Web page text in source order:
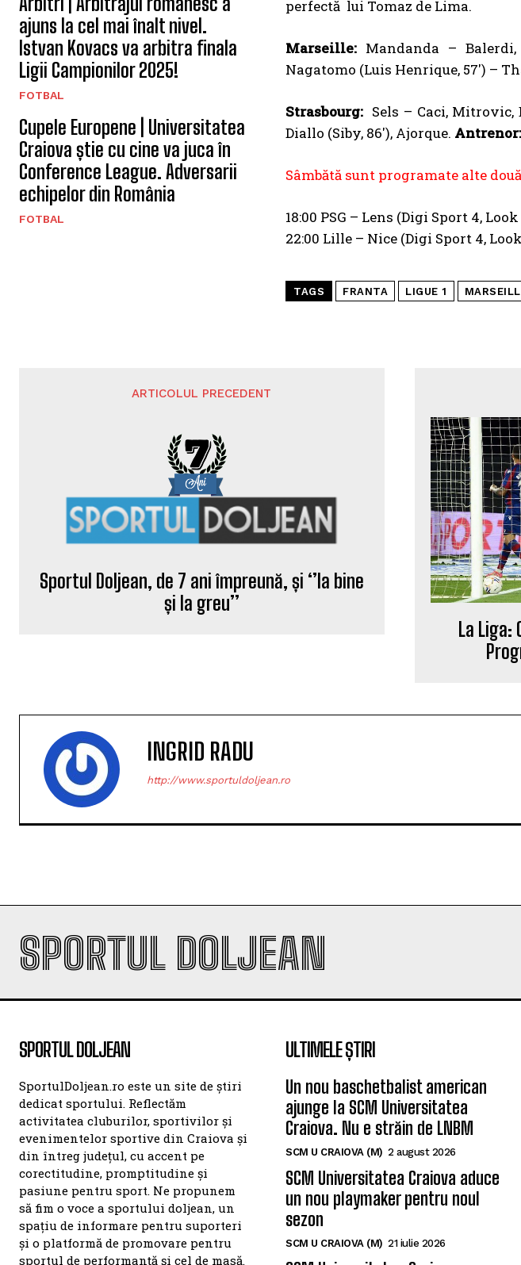
ajuns la cel mai înalt nivel.
Istvan Kovacs va arbitra finala
Ligii Campionilor 2025!
FOTBAL
Cupele Europene | Universitatea
Craiova știe cu cine va juca în
Conference League. Adversarii
echipelor din România
FOTBAL
perfectă lui Tomaz de Lima.
Marseille: Mandanda – Balerdi,
Nagatomo (Luis Henrique, 57′) –
Strasbourg: Sels – Caci, Mitrovic,
Diallo (Siby, 86′), Ajorque. Antrenor:
Sâmbătă sunt programate alte
18:00 PSG – Lens (Digi Sport 4,
22:00 Lille – Nice (Digi Sport 4,
TAGS FRANTA LIGUE 1
ARTICOLUL PRECEDENT
Sportul Doljean, de 7 ani împreună, și ‘’la bine
și la greu’’
La
INGRID RADU
http://www.sportuldoljean.ro
SPORTUL DOLJEAN
SPORTUL DOLJEAN
SportulDoljean.ro este un site de știri
dedicat sportului. Reflectăm
activitatea cluburilor, sportivilor și
evenimentelor sportive din Craiova și
din întreg județul, cu accent pe
corectitudine, promptitudine și
pasiune pentru sport. Ne propunem
să fim o voce a sportului doljean, un
spațiu de informare pentru suporteri
și o platformă de promovare pentru
sportul de performanță și cel de masă.
ULTIMELE ȘTIRI
Un nou baschetbalist american
ajunge la SCM Universitatea
Craiova. Nu e străin de LNBM
SCM U CRAIOVA (M) 2 august 2026
SCM Universitatea Craiova aduce
un nou playmaker pentru noul
sezon
SCM U CRAIOVA (M) 21 iulie 2026